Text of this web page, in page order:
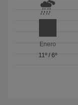
Enero
11º/ 6º